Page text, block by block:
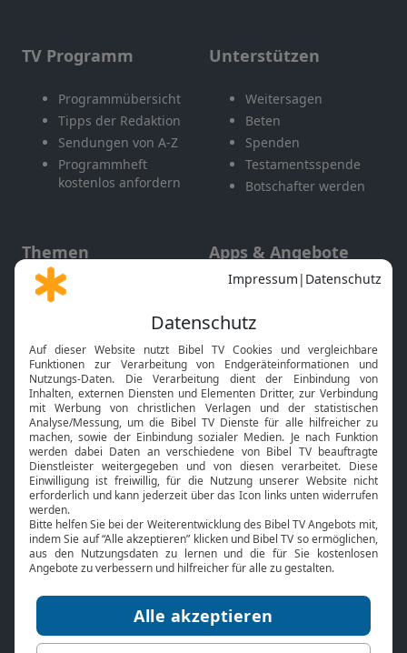
TV Programm
Programmübersicht
Tipps der Redaktion
Sendungen von A-Z
Programmheft
kostenlos anfordern
Unterstützen
Weitersagen
Beten
Spenden
Testamentsspende
Botschafter werden
Themen
Gott und Bibel erklärt
Neuigkeiten
Apps & Angebote
Mobile App
Smart TV
HbbTV
Bibelthek Online-Bibel
Nächster Gottesdienst
Bibel TV
Über uns
Jobs
Mediadaten
Service
Kontakt
TV-Empfang